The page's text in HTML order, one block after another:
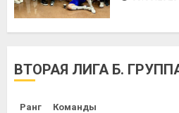
ВТОРАЯ ЛИГА Б.
Ранг Команды